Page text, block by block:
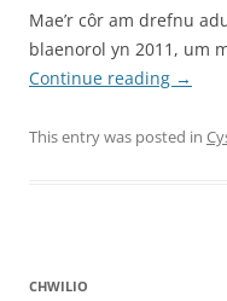
Mae’r côr am drefnu
blaenorol yn 2011, um
Continue reading →
This entry was posted in
CHWILIO